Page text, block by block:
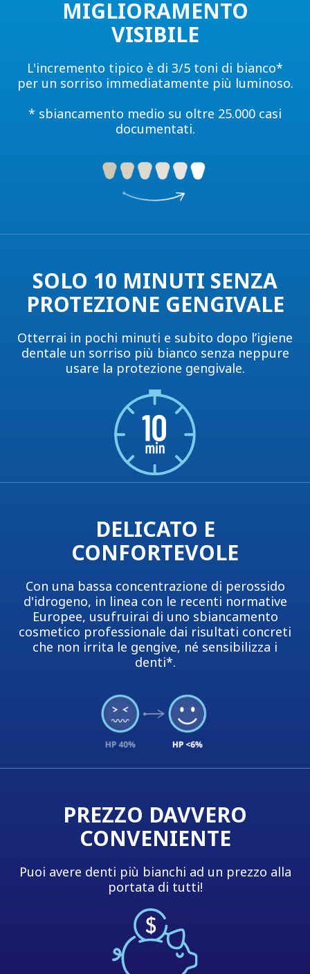
MIGLIORAMENTO
VISIBILE
L'incremento tipico è di 3/5 toni di bianco*
per un sorriso immediatamente più luminoso.
* sbiancamento medio su oltre 25.000 casi
documentati.
SOLO 10 MINUTI SENZA
PROTEZIONE GENGIVALE
Otterrai in pochi minuti e subito dopo l’igiene
dentale un sorriso più bianco senza neppure
usare la protezione gengivale.
DELICATO E
CONFORTEVOLE
Con una bassa concentrazione di perossido
d'idrogeno, in linea con le recenti normative
Europee, usufruirai di uno sbiancamento
cosmetico professionale dai risultati concreti
che non irrita le gengive, né sensibilizza i
denti*.
PREZZO DAVVERO
CONVENIENTE
Puoi avere denti più bianchi ad un prezzo alla
portata di tutti!